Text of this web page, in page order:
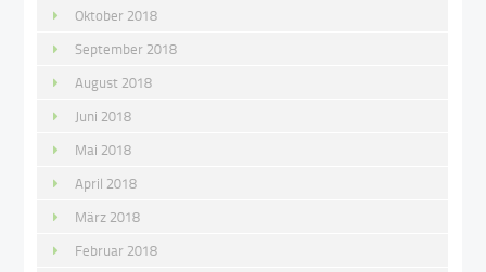
Oktober 2018
September 2018
August 2018
Juni 2018
Mai 2018
April 2018
März 2018
Februar 2018